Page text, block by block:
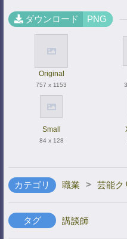
ダウンロード PNG
Original
757 x 1153
Small
84 x 128
カテゴリ 職業 > 芸能ク
タグ 講談師